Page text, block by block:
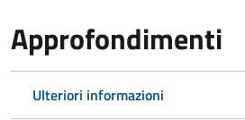
Approfondimenti
Ulteriori informazioni